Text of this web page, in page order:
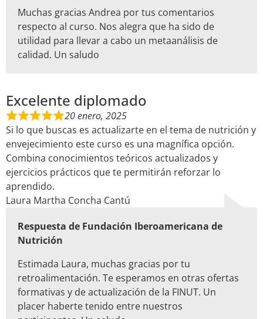
Muchas gracias Andrea por tus comentarios
respecto al curso. Nos alegra que ha sido de
utilidad para llevar a cabo un metaanálisis de
calidad. Un saludo
Excelente diplomado
20 enero, 2025
Si lo que buscas es actualizarte en el tema de nutrición y
envejecimiento este curso es una magnífica opción.
Combina conocimientos teóricos actualizados y
ejercicios prácticos que te permitirán reforzar lo
aprendido.
Laura Martha Concha Cantú
Respuesta de Fundación Iberoamericana de
Nutrición
Estimada Laura, muchas gracias por tu
retroalimentación. Te esperamos en otras ofertas
formativas y de actualización de la FINUT. Un
placer haberte tenido entre nuestros